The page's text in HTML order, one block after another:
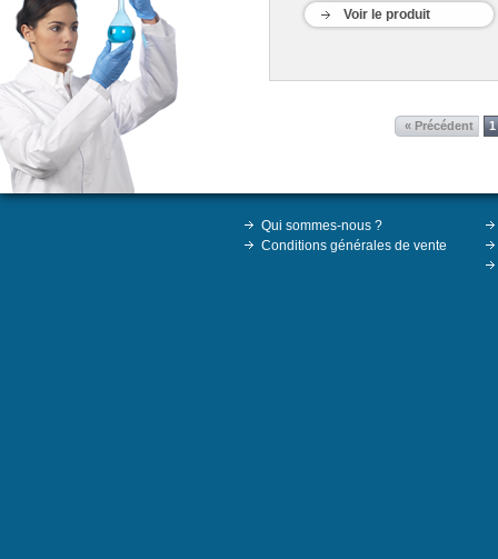
Voir le produit
« Précédent 1
Qui sommes-nous ?
Conditions générales de vente